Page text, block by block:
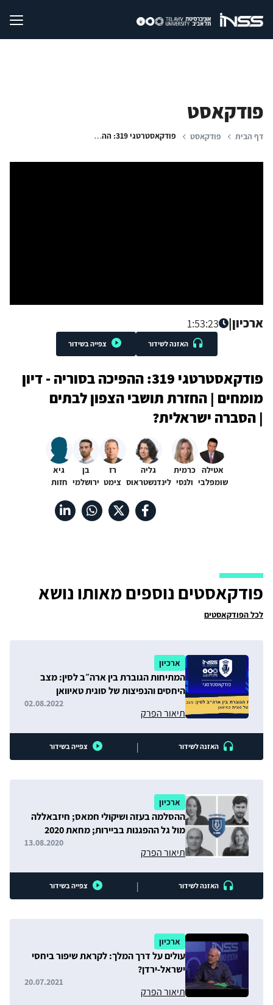
פודקאסט
דף הבית פודקאסט פודקאסטרטגי 319: ההפיכה בסוריה - דיון מומחים | החזרת תושבי הצפון לבתים | הסברה ישראלית?
ארכיון|
1:53:23
האזנה לשידור צפייה בשידור
פודקאסטרטגי 319: ההפיכה בסוריה - דיון
מומחים | החזרת תושבי הצפון לבתים
| הסברה ישראלית?
אטילה
שומפלבי
כרמית
ולנסי
גליה
לינדנשטראוס
רז
צימט
בן
ירושלמי
גיא
חזות
פודקאסטים נוספים מאותו נושא
לכל הפודקאסטים
ארכיון
המתיחות הגוברת בין ארה״ב לסין: מצב
היחסים והנפיצות של סוגית טאיוואן
תיאור הפרק
02.08.2022
האזנה לשידור | צפייה בשידור
ארכיון
ההסלמה בעזה ושיקולי חמאס; חיזבאללה
מול גל ההפגנות בביירות; מחאת 2020
תיאור הפרק
13.08.2020
האזנה לשידור | צפייה בשידור
ארכיון
עולים על דרך המלך: לקראת שיפור ביחסי
ישראל-ירדן?
תיאור הפרק
20.07.2021